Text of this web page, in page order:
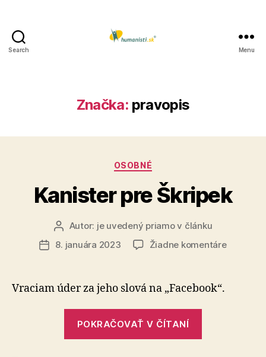
Search Menu
Značka: pravopis
Kategórie
OSOBNÉ
Kanister pre Škripek
Autor
článku
Autor: je uvedený priamo v článku
Dátum
8. januára 2023 Žiadne komentárena
Vraciam úder za jeho slová na „Facebook“.
POKRAČOVAŤ V ČÍTANÍ